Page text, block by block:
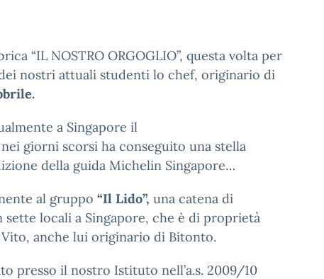
“IL NOSTRO ORGOGLIO”, questa volta per
nostri attuali studenti lo chef, originario di
a Singapore il
nei giorni scorsi ha conseguito una stella
della guida Michelin Singapore…
al gruppo “Il Lido”, una catena di
locali a Singapore, che è di proprietà
anche lui originario di Bitonto.
presso il nostro Istituto nell’a.s. 2009/10